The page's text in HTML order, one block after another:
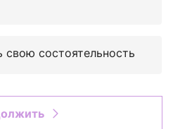
состоятельность